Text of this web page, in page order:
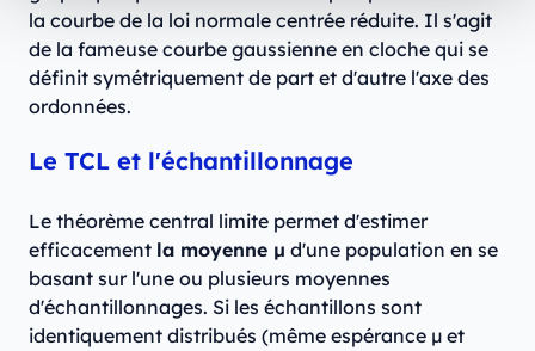
la courbe de la loi normale centrée réduite. Il s'agit
de la fameuse courbe gaussienne en cloche qui se
définit symétriquement de part et d'autre l'axe des
ordonnées.
Le TCL et l'échantillonnage
Le théorème central limite permet d'estimer
efficacement la moyenne μ d'une population en se
basant sur l'une ou plusieurs moyennes
d'échantillonnages. Si les échantillons sont
identiquement distribués (même espérance μ et